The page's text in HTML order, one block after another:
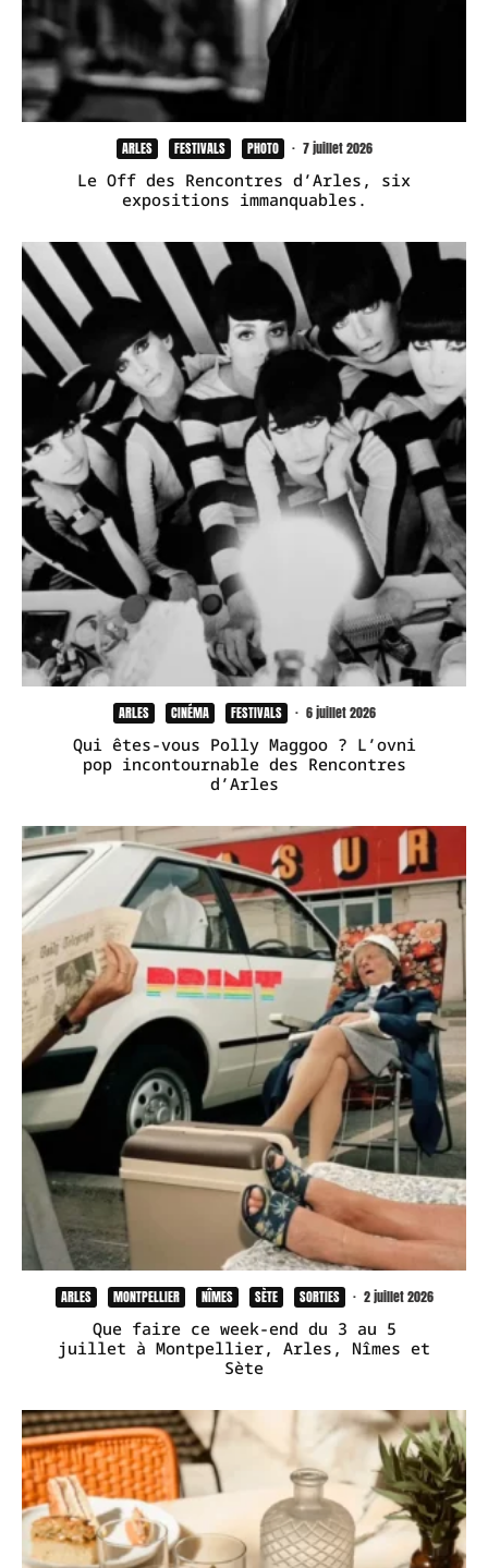
ARLES FESTIVALS PHOTO · 7 juillet 2026
Le Off des Rencontres d’Arles, six
expositions immanquables.
ARLES CINÉMA FESTIVALS · 6 juillet 2026
Qui êtes-vous Polly Maggoo ? L’ovni
pop incontournable des Rencontres
d’Arles
ARLES MONTPELLIER NÎMES SÈTE SORTIES · 2 juillet 2026
Que faire ce week-end du 3 au 5
juillet à Montpellier, Arles, Nîmes et
Sète